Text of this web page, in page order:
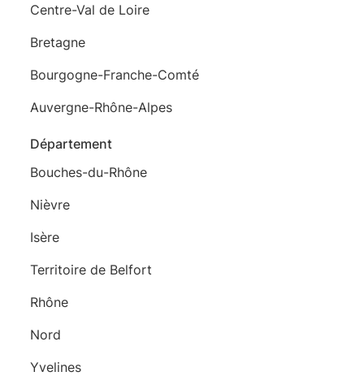
Centre-Val de Loire
Bretagne
Bourgogne-Franche-Comté
Auvergne-Rhône-Alpes
Département
Bouches-du-Rhône
Nièvre
Isère
Territoire de Belfort
Rhône
Nord
Yvelines